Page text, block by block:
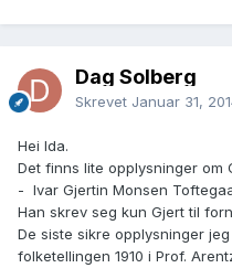
Dag Solberg
Skrevet Januar 31,
Hei Ida.
Det finns lite opplysninger om
- Ivar Gjertin Monsen
Han skrev seg kun Gjert til
De siste sikre opplysninger
folketellingen 1910 i Prof.